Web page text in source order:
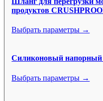
продуктов
Выбрать параметры →
Силиконовый
Выбрать параметры →